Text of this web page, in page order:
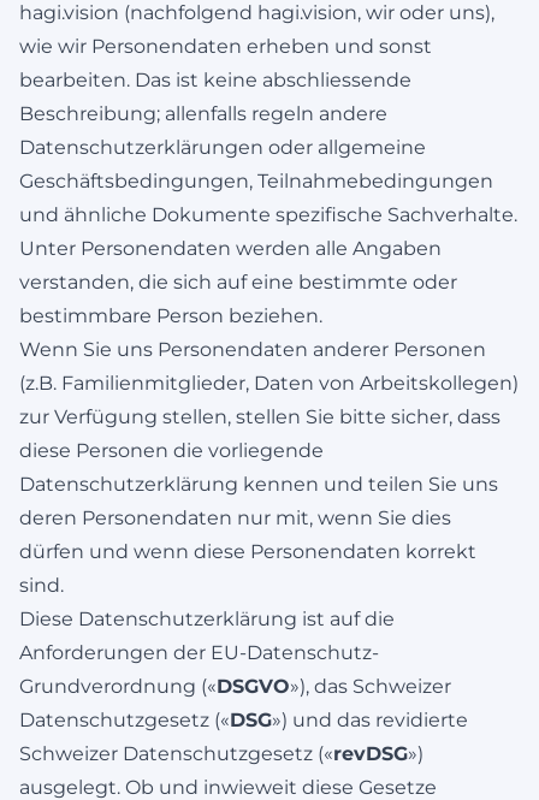
hagi.vision (nachfolgend hagi.vision, wir oder uns),
wie wir Personendaten erheben und sonst
bearbeiten. Das ist keine abschliessende
Beschreibung; allenfalls regeln andere
Datenschutzerklärungen oder allgemeine
Geschäftsbedingungen, Teilnahmebedingungen
und ähnliche Dokumente spezifische Sachverhalte.
Unter Personendaten werden alle Angaben
verstanden, die sich auf eine bestimmte oder
bestimmbare Person beziehen.
Wenn Sie uns Personendaten anderer Personen
(z.B. Familienmitglieder, Daten von Arbeitskollegen)
zur Verfügung stellen, stellen Sie bitte sicher, dass
diese Personen die vorliegende
Datenschutzerklärung kennen und teilen Sie uns
deren Personendaten nur mit, wenn Sie dies
dürfen und wenn diese Personendaten korrekt
sind.
Diese Datenschutzerklärung ist auf die
Anforderungen der EU-Datenschutz-
Grundverordnung («DSGVO»), das Schweizer
Datenschutzgesetz («DSG») und das revidierte
Schweizer Datenschutzgesetz («revDSG»)
ausgelegt. Ob und inwieweit diese Gesetze